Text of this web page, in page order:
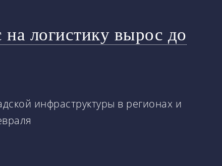
логистику вырос до
инфраструктуры в регионах и